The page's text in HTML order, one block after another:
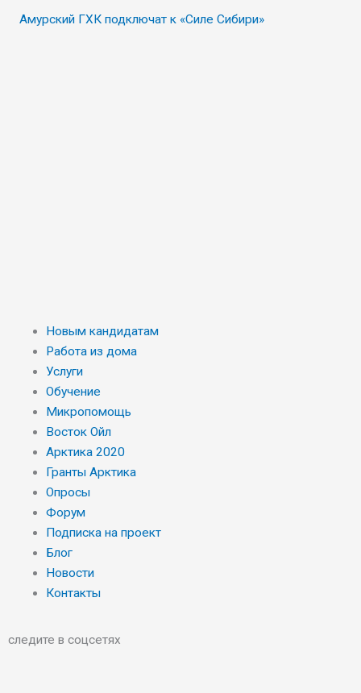
Амурский ГХК подключат к «Силе Сибири»
Новым кандидатам
Работа из дома
Услуги
Обучение
Микропомощь
Восток Ойл
Арктика 2020
Гранты Арктика
Опросы
Форум
Подписка на проект
Блог
Новости
Контакты
следите в соцсетях